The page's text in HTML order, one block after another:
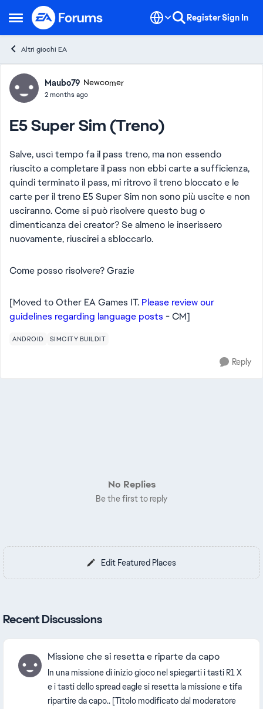
Open Side Menu
Skip to content RegisterSign In
Altri giochi EA
Forum Discussion
Maubo79 Newcomer
2 months ago
E5 Super Sim (Treno)
Salve, uscì tempo fa il pass treno, ma non essendo
riuscito a completare il pass non ebbi carte a sufficienza,
quindi terminato il pass, mi ritrovo il treno bloccato e le
carte per il treno E5 Super Sim non sono più uscite e non
usciranno. Come si può risolvere questo bug o
dimenticanza dei creator? Se almeno le inserissero
nuovamente, riuscirei a sbloccarlo.
Come posso risolvere? Grazie
[Moved to Other EA Games IT. Please review our
guidelines regarding language posts - CM]
ANDROID SIMCITY BUILDIT
Reply
No Replies
Be the first to reply
Edit Featured Places
Recent Discussions
Missione che si resetta e riparte da capo
In una missione di inizio gioco nel spiegarti i tasti R1 X
e i tasti dello spread eagle si resetta la missione e tifa
ripartire da capo.. [Titolo modificato dal moderatore